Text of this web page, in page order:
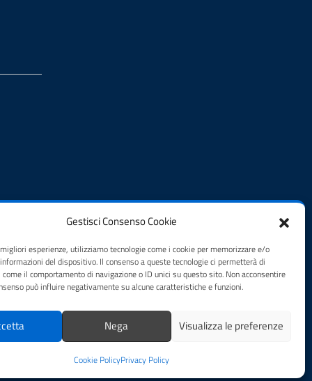
Gestisci Consenso Cookie
esperienze, utilizziamo tecnologie come i cookie per memorizzare e/o
del dispositivo. Il consenso a queste tecnologie ci permetterà di
il comportamento di navigazione o ID unici su questo sito. Non acconsentire
può influire negativamente su alcune caratteristiche e funzioni.
Nega Visualizza le preferenze
Cookie PolicyPrivacy Policy